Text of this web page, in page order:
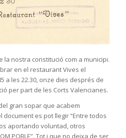
la nostra constitució com a municipi.
en el restaurant Vives el
a les 22.30, onze dies després de
per part de les Corts Valencianes.
gran sopar que acabem
document es pot llegir “Entre todos
aportando voluntad, otros
POBLE”. Tot i que no deixa de ser